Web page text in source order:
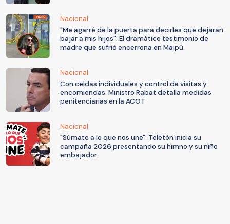
Nacional
"Me agarré de la puerta para decirles que dejaran
bajar a mis hijos": El dramático testimonio de
madre que sufrió encerrona en Maipú
Nacional
Con celdas individuales y control de visitas y
encomiendas: Ministro Rabat detalla medidas
penitenciarias en la ACOT
Nacional
"Súmate a lo que nos une": Teletón inicia su
campaña 2026 presentando su himno y su niño
embajador